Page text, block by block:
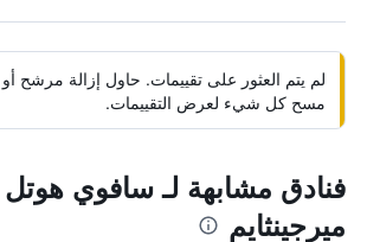
لم يتم العثور على تقييمات. حاول إزالة مرشح أو
مسح كل شيء لعرض التقييمات.
فنادق مشابهة لـ سافوي هوتل
ميرجينثايم